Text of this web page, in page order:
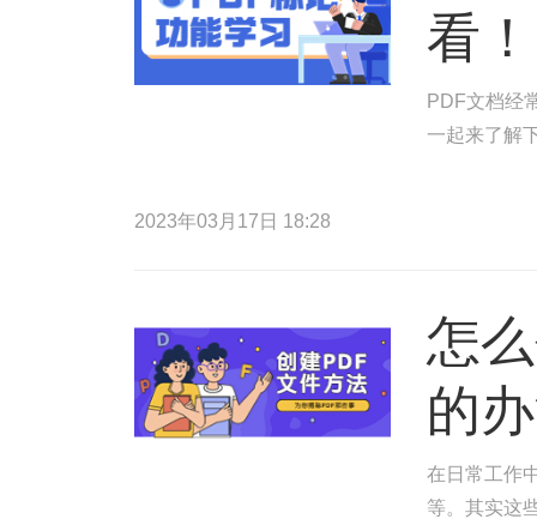
看！
PDF文档经
一起来了解
2023年03月17日 18:28
怎
的
在日常工作
等。其实这